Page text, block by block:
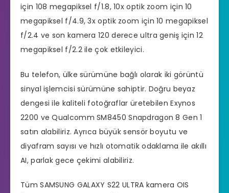
için 108 megapiksel f/1.8, 10x optik zoom için 10
megapiksel f/4.9, 3x optik zoom için 10 megapiksel
f/2.4 ve son kamera 120 derece ultra geniş için 12
megapiksel f/2.2 ile çok etkileyici.
Bu telefon, ülke sürümüne bağlı olarak iki görüntü
sinyal işlemcisi sürümüne sahiptir. Doğru beyaz
dengesi ile kaliteli fotoğraflar üretebilen Exynos
2200 ve Qualcomm SM8450 Snapdragon 8 Gen 1
satın alabiliriz. Ayrıca büyük sensör boyutu ve
diyafram sayısı ve hızlı otomatik odaklama ile akıllı
AI, parlak gece çekimi alabiliriz.
Tüm SAMSUNG GALAXY S22 ULTRA kamera OIS